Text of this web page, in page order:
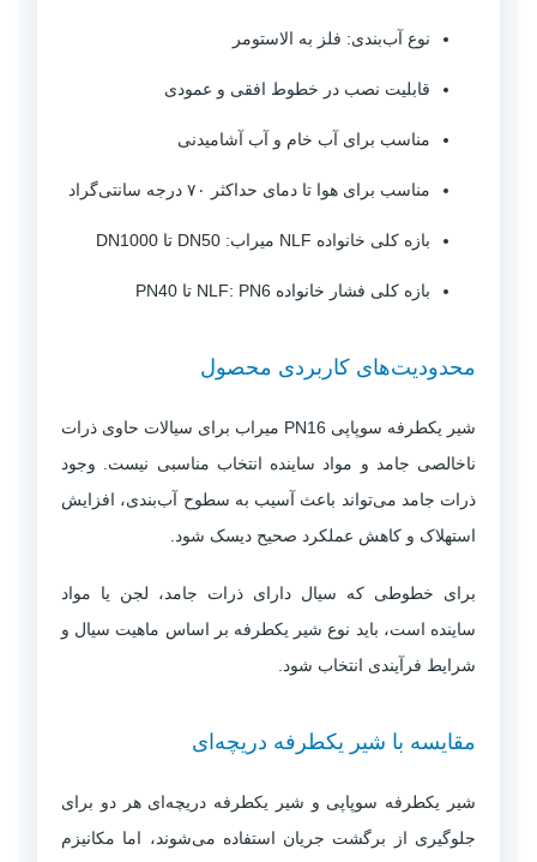
نوع آب‌بندی: فلز به الاستومر
قابلیت نصب در خطوط افقی و عمودی
مناسب برای آب خام و آب آشامیدنی
مناسب برای هوا تا دمای حداکثر ۷۰ درجه سانتی‌گراد
بازه کلی خانواده NLF میراب: DN50 تا DN1000
بازه کلی فشار خانواده NLF: PN6 تا PN40
محدودیت‌های کاربردی محصول
شیر یکطرفه سوپاپی PN16 میراب برای سیالات حاوی ذرات
ناخالصی جامد و مواد ساینده انتخاب مناسبی نیست. وجود
ذرات جامد می‌تواند باعث آسیب به سطوح آب‌بندی، افزایش
استهلاک و کاهش عملکرد صحیح دیسک شود.
برای خطوطی که سیال دارای ذرات جامد، لجن یا مواد
ساینده است، باید نوع شیر یکطرفه بر اساس ماهیت سیال و
شرایط فرآیندی انتخاب شود.
مقایسه با شیر یکطرفه دریچه‌ای
شیر یکطرفه سوپاپی و شیر یکطرفه دریچه‌ای هر دو برای
جلوگیری از برگشت جریان استفاده می‌شوند، اما مکانیزم